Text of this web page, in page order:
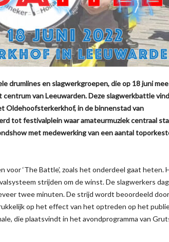
drumlines en slagwerkgroepen, die op 18 juni mee
van Leeuwarden. Deze slagwerkbattle
Oldehoofsterkerkhof, in de binnenstad van
tot festivalplein waar amateurmuziek centraal
met medewerking van een aantal
voor ‘The Battle’, zoals het onderdeel gaat heten.
strijden om de winst. De slagwerkers
twee minuten. De strijd wordt beoordeeld door
op het effect van het optreden op het
die plaatsvindt in het avondprogramma van